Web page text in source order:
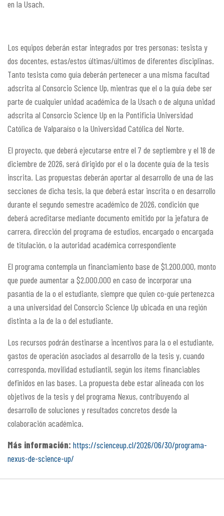
en la Usach.
Los equipos deberán estar integrados por tres personas: tesista y
dos docentes, estas/estos últimas/últimos de diferentes disciplinas.
Tanto tesista como guía deberán pertenecer a una misma facultad
adscrita al Consorcio Science Up, mientras que el o la guía debe ser
parte de cualquier unidad académica de la Usach o de alguna unidad
adscrita al Consorcio Science Up en la Pontificia Universidad
Católica de Valparaíso o la Universidad Católica del Norte.
El proyecto, que deberá ejecutarse entre el 7 de septiembre y el 18 de
diciembre de 2026, será dirigido por el o la docente guía de la tesis
inscrita. Las propuestas deberán aportar al desarrollo de una de las
secciones de dicha tesis, la que deberá estar inscrita o en desarrollo
durante el segundo semestre académico de 2026, condición que
deberá acreditarse mediante documento emitido por la jefatura de
carrera, dirección del programa de estudios, encargado o encargada
de titulación, o la autoridad académica correspondiente
El programa contempla un financiamiento base de $1.200.000, monto
que puede aumentar a $2.000.000 en caso de incorporar una
pasantía de la o el estudiante, siempre que quien co-guíe pertenezca
a una universidad del Consorcio Science Up ubicada en una región
distinta a la de la o del estudiante.
Los recursos podrán destinarse a incentivos para la o el estudiante,
gastos de operación asociados al desarrollo de la tesis y, cuando
corresponda, movilidad estudiantil, según los ítems financiables
definidos en las bases. La propuesta debe estar alineada con los
objetivos de la tesis y del programa Nexus, contribuyendo al
desarrollo de soluciones y resultados concretos desde la
colaboración académica.
Más información: https://scienceup.cl/2026/06/30/programa-
nexus-de-science-up/